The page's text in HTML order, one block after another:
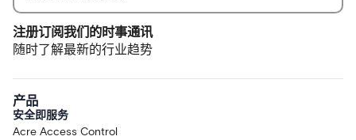
注册订阅我们的时事通讯
随时了解最新的行业趋势
产品
安全即服务
Acre Access Control